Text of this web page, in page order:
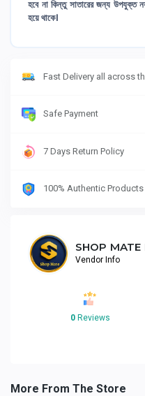
হবে না কিন্তু সাতারের জন্য উপযুক্ত
হয়ে থাকে।
Fast Delivery all across
Safe Payment
7 Days Return Policy
100% Authentic Products
SHOP MATE
Vendor Info
0 Reviews
More From The Store